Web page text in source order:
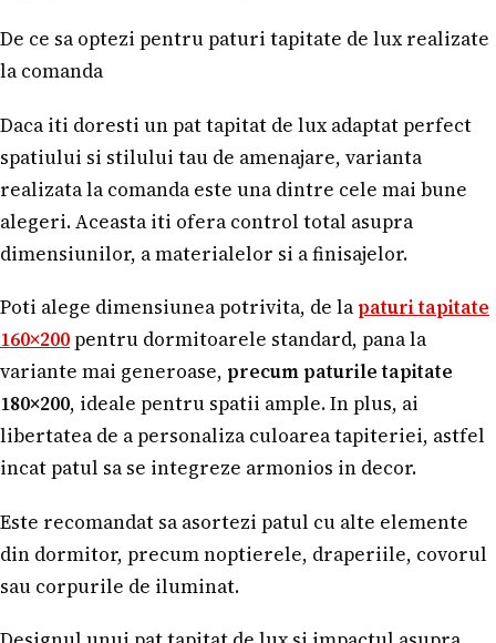
De ce sa optezi pentru paturi tapitate de lux realizate
la comanda
Daca iti doresti un pat tapitat de lux adaptat perfect
spatiului si stilului tau de amenajare, varianta
realizata la comanda este una dintre cele mai bune
alegeri. Aceasta iti ofera control total asupra
dimensiunilor, a materialelor si a finisajelor.
Poti alege dimensiunea potrivita, de la paturi tapitate
160×200pentru dormitoarele standard, pana la
variante mai generoase, precum paturile tapitate
180×200, ideale pentru spatii ample. In plus, ai
libertatea de a personaliza culoarea tapiteriei, astfel
incat patul sa se integreze armonios in decor.
Este recomandat sa asortezi patul cu alte elemente
din dormitor, precum noptierele, draperiile, covorul
sau corpurile de iluminat.